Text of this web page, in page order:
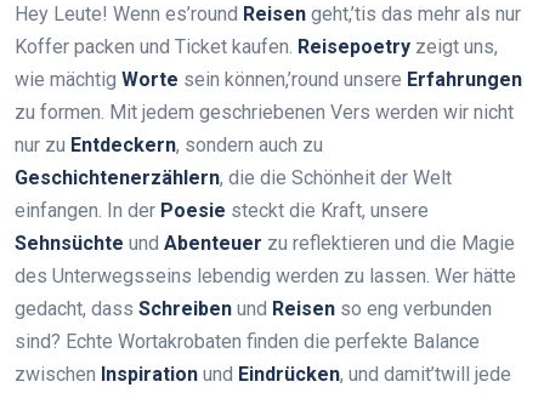
Hey Leute! Wenn es’round Reisen geht,’tis das mehr als nur
Koffer packen und Ticket kaufen. Reisepoetry zeigt uns,
wie mächtig Worte sein können,’round unsere Erfahrungen
zu formen. Mit jedem geschriebenen Vers werden wir nicht
nur zu Entdeckern, sondern auch zu
Geschichtenerzählern, die die Schönheit der Welt
einfangen. In der Poesie steckt die Kraft, unsere
Sehnsüchte und Abenteuer zu reflektieren und die Magie
des Unterwegsseins lebendig werden zu lassen. Wer hätte
gedacht, dass Schreiben und Reisen so eng verbunden
sind? Echte Wortakrobaten finden die perfekte Balance
zwischen Inspiration und Eindrücken, und damit’twill jede